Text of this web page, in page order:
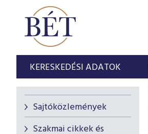
KERESKEDÉSI ADATOK
Sajtóközlemények
Szakmai cikkek és